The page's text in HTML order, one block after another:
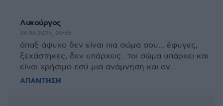
Λυκούργος
24.06.2025, 09:55
άπαξ άψυχο δεν είναι πια σώμα σου... έφυγες,
ξεχάστηκες, δεν υπάρχεις.. τοι σώμα υπάρχει και
είναι χρήσιμο εσύ μια ανάμνηση και αν..
ΑΠΑΝΤΗΣΗ